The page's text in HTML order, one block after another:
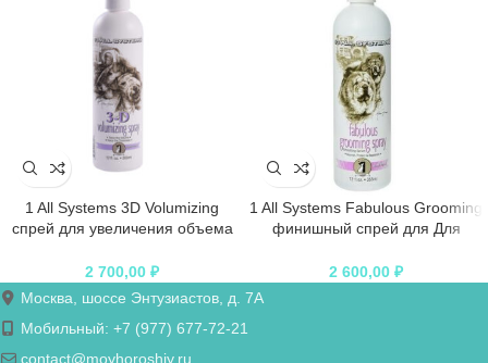
1 All Systems 3D Volumizing
спрей для увеличения объема
2 700,00 ₽
1 All Systems Fabulous Grooming
финишный спрей для Для
Пёси>Груминга 355 мл
2 600,00 ₽
Москва, шоссе Энтузиастов, д. 7А
Мобильный: +7 (977) 677-72-21
contact@moyhoroshiy.ru